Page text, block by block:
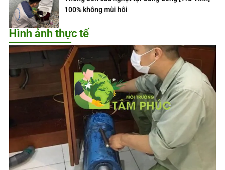
100% không mùi hôi
Hình ảnh thực tế